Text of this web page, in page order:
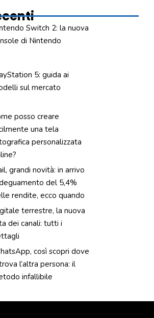
Switch 2: la nuova
di Nintendo
5: guida ai
sul mercato
posso creare
una tela
personalizzata
grandi novità: in arrivo
del 5,4%
rendite, ecco quando
terrestre, la nuova
dei canali: tutti i
così scopri dove
l’altra persona: il
infallibile